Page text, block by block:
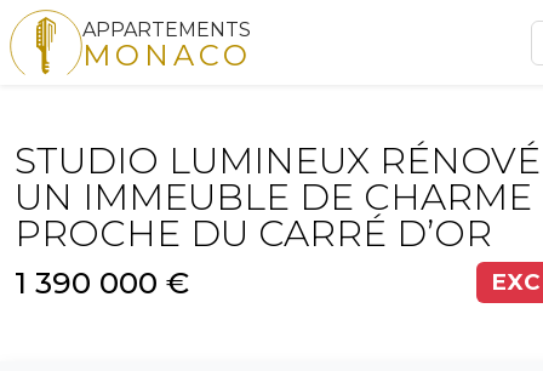
APPARTEMENTS
MONACO
STUDIO LUMINEUX
UN IMMEUBLE DE CHARME
PROCHE DU CARRÉ D’OR
1 390 000 €